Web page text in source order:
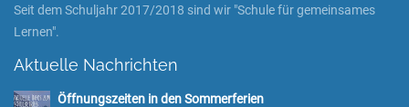
Seit dem Schuljahr 2017/2018 sind wir "Schule für gemeinsames
Lernen".
Aktuelle Nachrichten
Öffnungszeiten in den Sommerferien